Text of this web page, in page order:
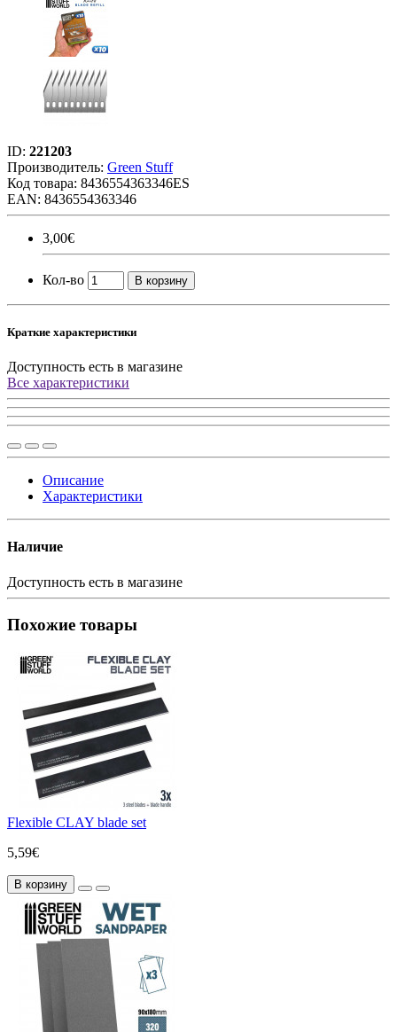
ID: 221203
Производитель: Green Stuff
Код товара: 8436554363346ES
EAN: 8436554363346
3,00€
Кол-во В корзину
Краткие характеристики
Доступность есть в магазине
Все характеристики
Описание
Характеристики
Наличие
Доступность есть в магазине
Похожие товары
Flexible CLAY blade set
5,59€
В корзину